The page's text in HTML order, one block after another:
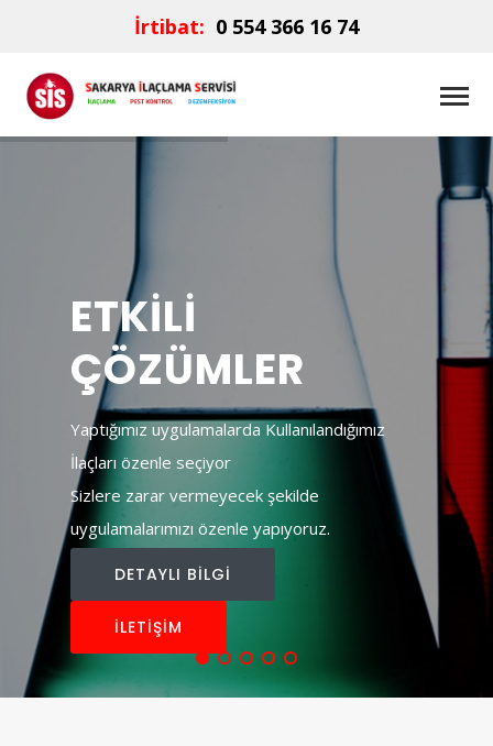
İrtibat: 0 554 366 16 74
ETKİLİ
ÇÖZÜMLER
Yaptığımız uygulamalarda Kullanılandığımız
İlaçları özenle seçiyor
Sizlere zarar vermeyecek şekilde
uygulamalarımızı özenle yapıyoruz.
DETAYLI BİLGİ
İLETİŞİM